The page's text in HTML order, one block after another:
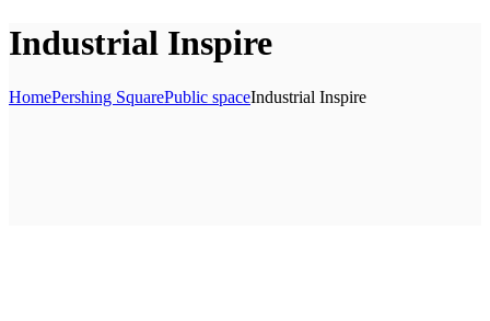
Industrial Inspire
HomePershing SquarePublic spaceIndustrial Inspire